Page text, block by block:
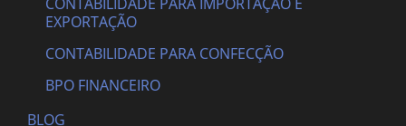
EXPORTAÇÃO
CONTABILIDADE PARA CONFECÇÃO
BPO FINANCEIRO
BLOG